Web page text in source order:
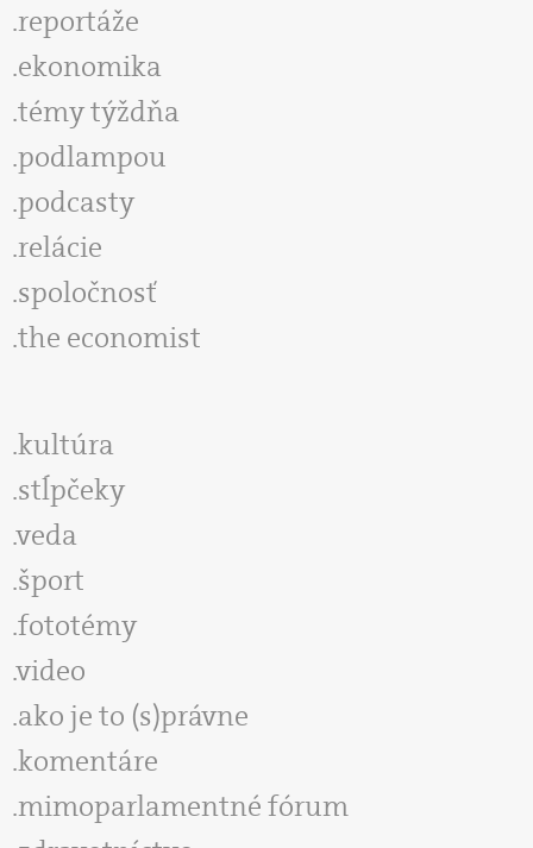
reportáže
ekonomika
témy týždňa
podlampou
podcasty
relácie
spoločnosť
the economist
kultúra
stĺpčeky
veda
šport
fototémy
video
ako je to (s)právne
komentáre
mimoparlamentné fórum